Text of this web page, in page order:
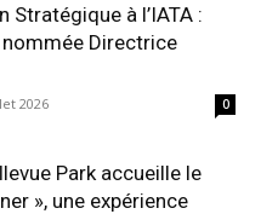
Stratégique à l’IATA :
Directrice
2026 0
Park accueille le
», une expérience